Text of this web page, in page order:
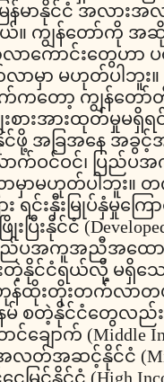
ြန်မာနိုင်ငံ အလားအ
။ ကျွန်တော်ကို အဆို
ကောင်းတွေဟာ ပ
ာမှာ မဟုတ်ပါဘူး
ကတော့ ကျွန်တော်တို့
ားအားထုတ်မှုမရှိရင်
ဖို့ အခြအနေ အခွင့်အ
ာက်ဝင်ဝင်၊ ပြ
မှာမဟုတ်ပါဘူး။ တ
ရင်းနှီးမြုပ်နှံမှုကြေ
းပြီးနိုင်ငံ
ပြည်ပအကူအညီအထ
နိုင်ငံရယ်လို့ မရှိသေးပ
ဟုန်ထိုးတိုးတက်လာ
စတဲ့နိုင်ငံတွေလည်း
ောက် (Middle
တ်အဆင့်နိုင်ငံ
မြင့်နိုင်ငံ (High